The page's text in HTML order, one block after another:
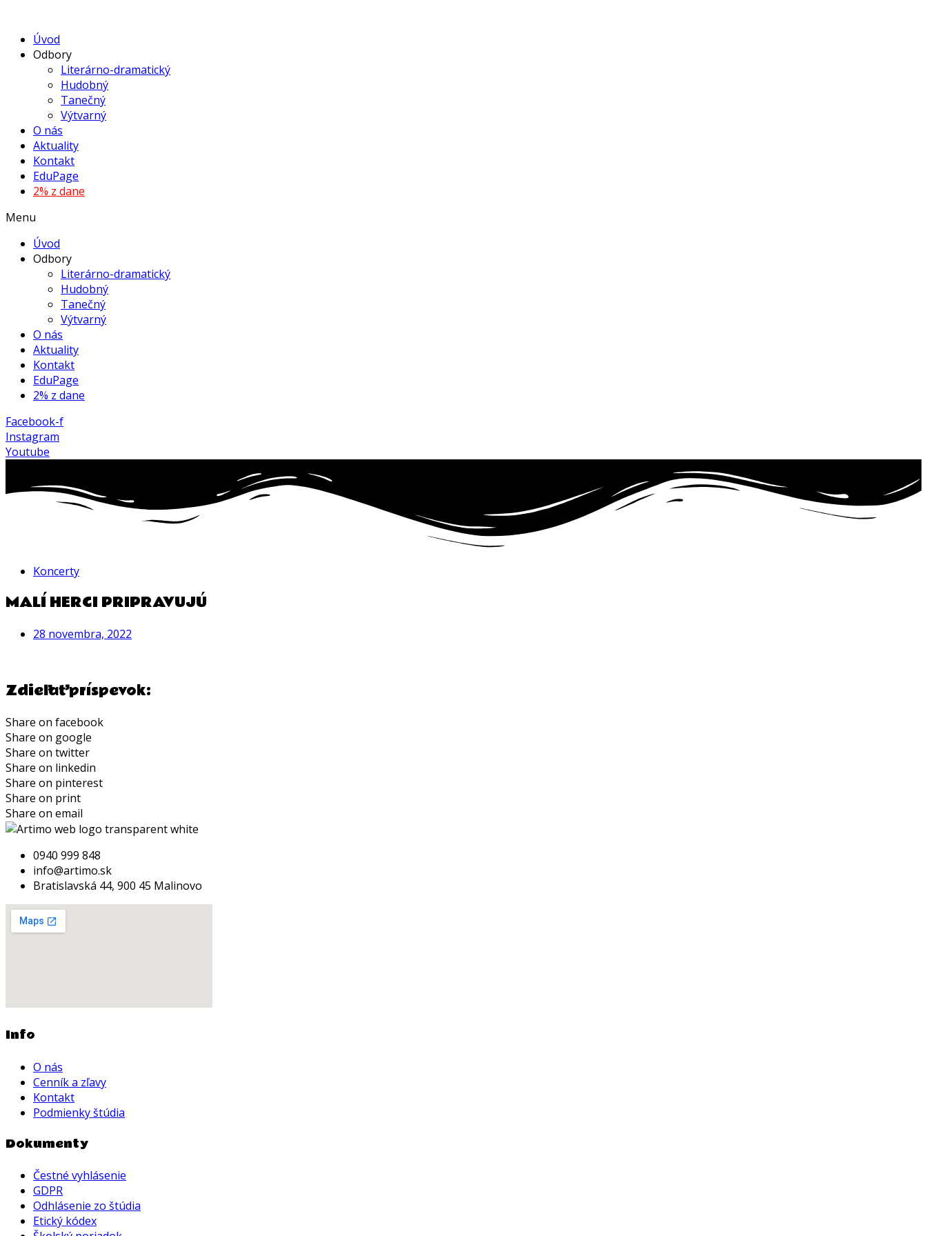
Úvod
Odbory
Literárno-dramatický
Hudobný
Tanečný
Výtvarný
O nás
Aktuality
Kontakt
EduPage
2% z dane
Menu
Úvod
Odbory
Literárno-dramatický
Hudobný
Tanečný
Výtvarný
O nás
Aktuality
Kontakt
EduPage
2% z dane
Facebook-f
Instagram
Youtube
Koncerty
MALÍ HERCI PRIPRAVUJÚ
28 novembra, 2022
Zdieľať príspevok:
Share on facebook
Share on google
Share on twitter
Share on linkedin
Share on pinterest
Share on print
Share on email
0940 999 848
info@artimo.sk
Bratislavská 44, 900 45 Malinovo
Info
O nás
Cenník a zľavy
Kontakt
Podmienky štúdia
Dokumenty
Čestné vyhlásenie
GDPR
Odhlásenie zo štúdia
Etický kódex